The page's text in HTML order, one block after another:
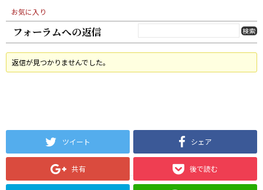
お気に入り
フォーラムへの返信
返信が見つかりませんでした。
ツイート シェア
共有 後で読む